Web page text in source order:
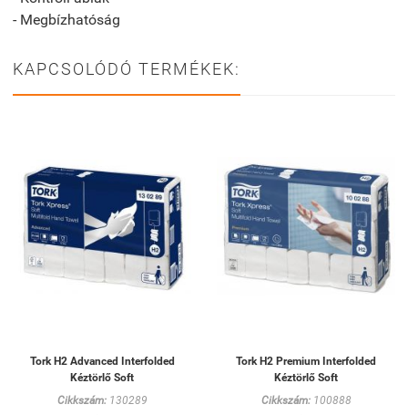
- Megbízhatóság
KAPCSOLÓDÓ TERMÉKEK:
Tork H2 Advanced Interfolded
Kéztörlő Soft
Cikkszám:130289
Tork H2 Premium Interfolded
Kéztörlő Soft
Cikkszám:100888